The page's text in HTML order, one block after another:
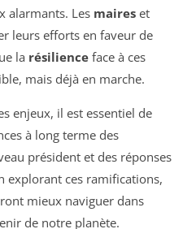
alarmants. Les maires et
leurs efforts en faveur de
la résilience face à ces
mais déjà en marche.
enjeux, il est essentiel de
à long terme des
président et des réponses
explorant ces ramifications,
mieux naviguer dans
de notre planète.